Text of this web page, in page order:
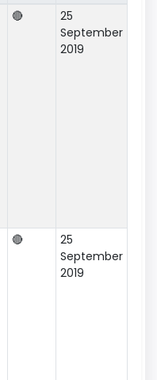
🔴
25
September
2019
🔴
25
September
2019